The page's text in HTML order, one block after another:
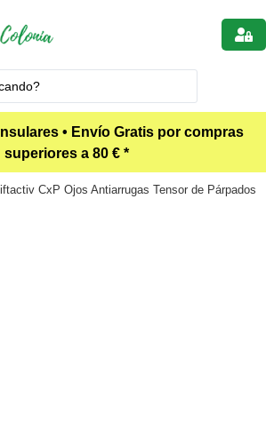
• Envío Gratis por compras
superiores a 80 € *
CxP Ojos Antiarrugas Tensor de Párpados